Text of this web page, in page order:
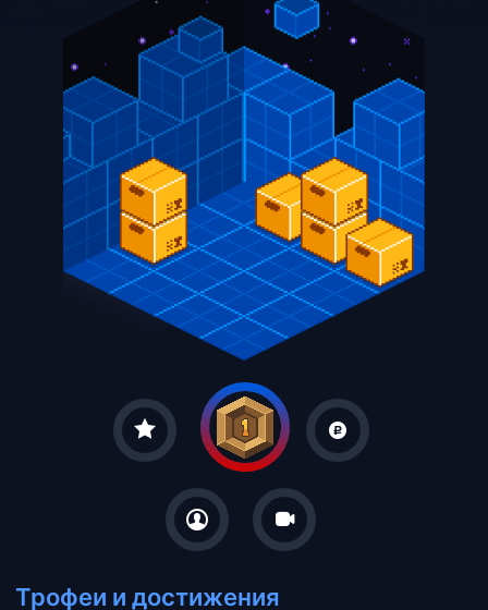
Трофеи и достижения